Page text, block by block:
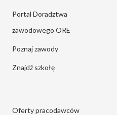
Portal Doradztwa
zawodowego ORE
Poznaj zawody
Znajdź szkołę
Oferty pracodawców